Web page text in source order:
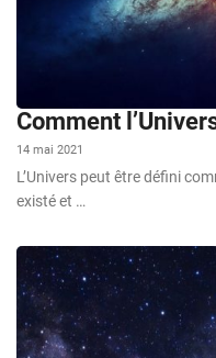
Comment
14 mai 2021
L’Univers peut être défini
existé et …